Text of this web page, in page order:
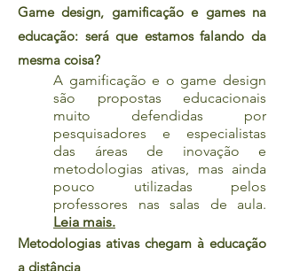
Game design, gamificação e games na
educação: será que estamos falando da
mesma coisa?
A gamificação e o game design
são propostas educacionais
muito defendidas por
pesquisadores e especialistas
das áreas de inovação e
metodologias ativas, mas ainda
pouco utilizadas pelos
professores nas salas de aula.
Leia mais.
Metodologias ativas chegam à educação
a distância